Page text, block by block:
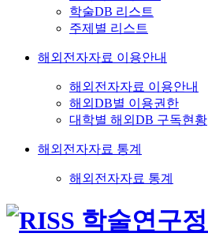
학술DB 리스트
주제별 리스트
해외전자자료 이용안내
해외전자자료 이용안내
해외DB별 이용권한
대학별 해외DB 구독현황
해외전자자료 통계
해외전자자료 통계